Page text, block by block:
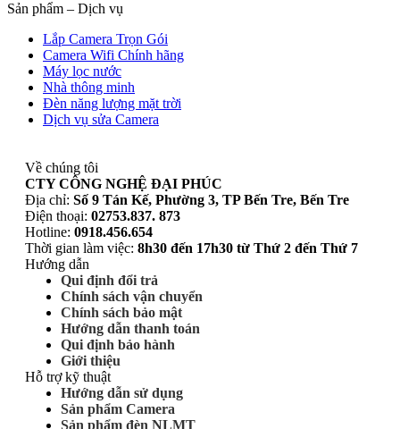
Sản phẩm – Dịch vụ
Lắp Camera Trọn Gói
Camera Wifi Chính hãng
Máy lọc nước
Nhà thông minh
Đèn năng lượng mặt trời
Dịch vụ sửa Camera
Về chúng tôi
CTY CÔNG NGHỆ ĐẠI PHÚC
Địa chỉ: Số 9 Tán Kế, Phường 3, TP Bến Tre, Bến Tre
Điện thoại: 02753.837. 873
Hotline: 0918.456.654
Thời gian làm việc: 8h30 đến 17h30 từ Thứ 2 đến Thứ 7
Hướng dẫn
Qui định đổi trả
Chính sách vận chuyển
Chính sách bảo mật
Hướng dẫn thanh toán
Qui định bảo hành
Giới thiệu
Hỗ trợ kỹ thuật
Hướng dẫn sử dụng
Sản phẩm Camera
Sản phẩm đèn NLMT